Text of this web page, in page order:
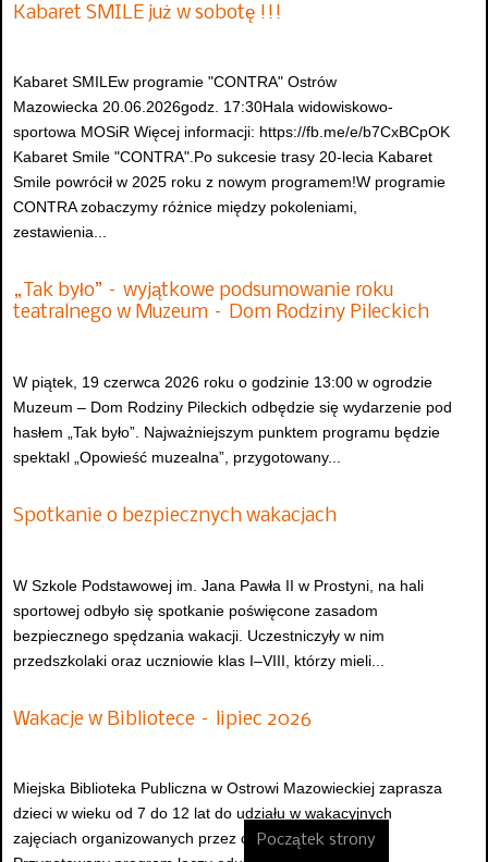
Kabaret SMILE już w sobotę !!!
Kabaret SMILEw programie "CONTRA" Ostrów
Mazowiecka 20.06.2026godz. 17:30Hala widowiskowo-
sportowa MOSiR Więcej informacji: https://fb.me/e/b7CxBCpOK
Kabaret Smile "CONTRA".Po sukcesie trasy 20-lecia Kabaret
Smile powrócił w 2025 roku z nowym programem!W programie
CONTRA zobaczymy różnice między pokoleniami,
zestawienia...
„Tak było” – wyjątkowe podsumowanie roku
teatralnego w Muzeum – Dom Rodziny Pileckich
W piątek, 19 czerwca 2026 roku o godzinie 13:00 w ogrodzie
Muzeum – Dom Rodziny Pileckich odbędzie się wydarzenie pod
hasłem „Tak było”. Najważniejszym punktem programu będzie
spektakl „Opowieść muzealna”, przygotowany...
Spotkanie o bezpiecznych wakacjach
W Szkole Podstawowej im. Jana Pawła II w Prostyni, na hali
sportowej odbyło się spotkanie poświęcone zasadom
bezpiecznego spędzania wakacji. Uczestniczyły w nim
przedszkolaki oraz uczniowie klas I–VIII, którzy mieli...
Wakacje w Bibliotece – lipiec 2026
Miejska Biblioteka Publiczna w Ostrowi Mazowieckiej zaprasza
dzieci w wieku od 7 do 12 lat do udziału w wakacyjnych
zajęciach organizowanych przez cały lipiec 2026 roku.
Początek strony